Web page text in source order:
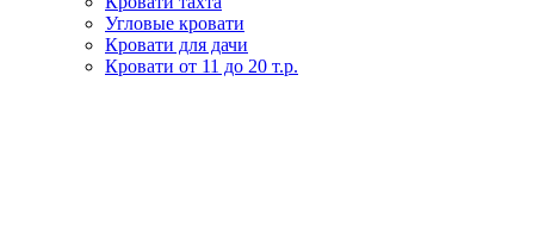
Угловые кровати
Кровати для дачи
Кровати от 11 до 20 т.р.